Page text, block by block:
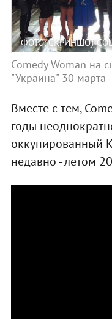
ФОТО: СКРИНШОТ
Comedy Woman на
"Украина" 30 марта
Вместе с тем,
годы
оккупированный
недавно - летом